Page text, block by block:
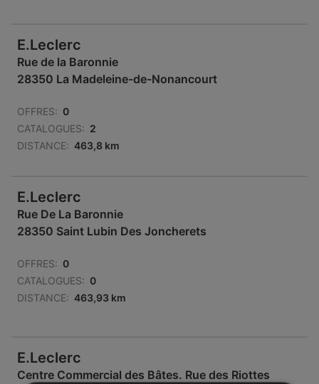
E.Leclerc
Rue de la Baronnie
28350 La Madeleine-de-Nonancourt
OFFRES: 0
CATALOGUES: 2
DISTANCE: 463,8 km
E.Leclerc
Rue De La Baronnie
28350 Saint Lubin Des Joncherets
OFFRES: 0
CATALOGUES: 0
DISTANCE: 463,93 km
E.Leclerc
Centre Commercial des Bâtes. Rue des Riottes